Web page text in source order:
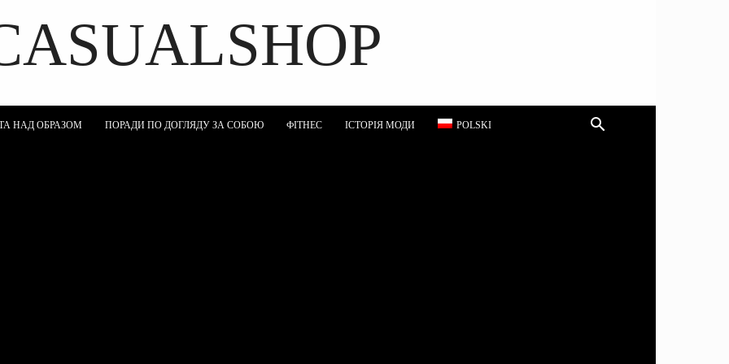
НАД ОБРАЗОМ ПОРАДИ ПО ДОГЛЯДУ ЗА СОБОЮ ФІТНЕС ІСТОРІЯ МОДИ POLSKI